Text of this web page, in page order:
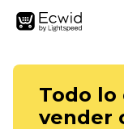
Todo lo
vender